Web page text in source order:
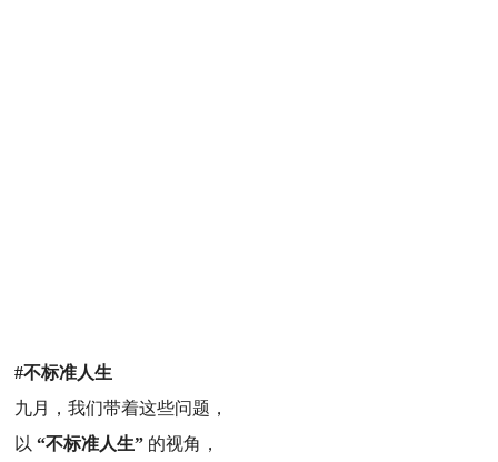
#不标准人生
九月，我们带着这些问题，
以“不标准人生” 的视角，